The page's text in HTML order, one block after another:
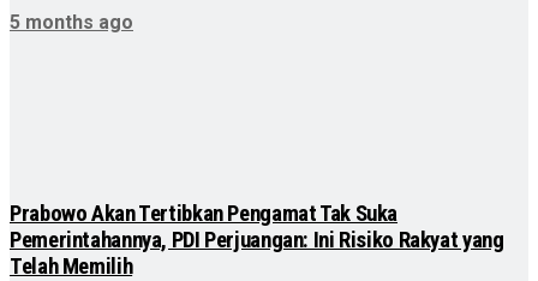
5 months ago
Prabowo Akan Tertibkan Pengamat Tak Suka
Pemerintahannya, PDI Perjuangan: Ini Risiko Rakyat yang
Telah Memilih